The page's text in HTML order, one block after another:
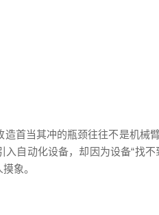
首当其冲的瓶颈往往不是机
自动化设备，却因为设备“找
象。